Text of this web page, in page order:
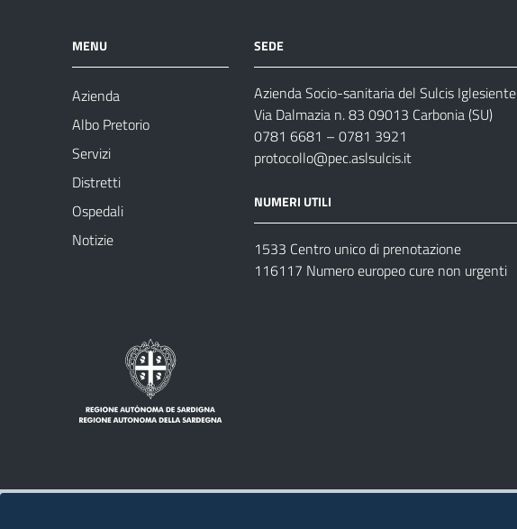
MENU
Azienda
Albo Pretorio
Servizi
Distretti
Ospedali
Notizie
SEDE
Azienda Socio-sanitaria del Sulcis Iglesiente
Via Dalmazia n. 83 09013 Carbonia (SU)
0781 6681 – 0781 3921
protocollo@pec.aslsulcis.it
NUMERI UTILI
1533 Centro unico di prenotazione
116117 Numero europeo cure non urgenti